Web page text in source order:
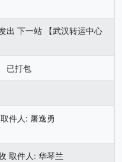
出 下一站 【武汉转运中心
已打包
件人: 屠逸勇
取件人: 华琴兰